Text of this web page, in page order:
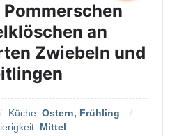
an
Zwiebeln und
Küche: Ostern, Frühling
Mittel